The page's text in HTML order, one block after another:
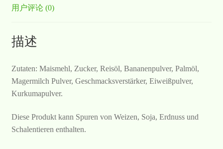
用户评论 (0)
描述
Zutaten: Maismehl, Zucker, Reisöl, Bananenpulver, Palmöl,
Magermilch Pulver, Geschmacksverstärker, Eiweißpulver,
Kurkumapulver.
Diese Produkt kann Spuren von Weizen, Soja, Erdnuss und
Schalentieren enthalten.